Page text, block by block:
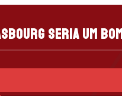
seria um